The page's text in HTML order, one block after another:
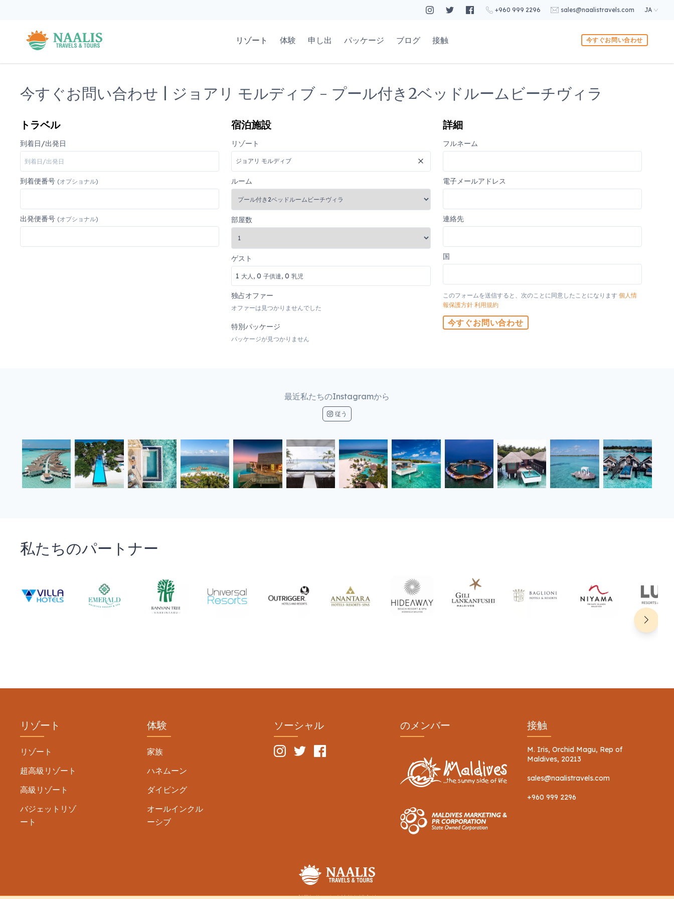
+960 999 2296 sales@naalistravels.com JA
リゾート 体験 申し出 パッケージ ブログ 接触 今すぐお問い合わせ
今すぐお問い合わせ | ジョアリ モルディブ - プール付き2ベッドルームビーチヴィラ
トラベル
到着日/出発日
到着便番号 (オプショナル)
出発便番号 (オプショナル)
宿泊施設
リゾート
ルーム
部屋数
ゲスト
1 大人, 0 子供達, 0 乳児
独占オファー
オファーは見つかりませんでした
特別パッケージ
パッケージが見つかりません
詳細
フルネーム
電子メールアドレス
連絡先
国
このフォームを送信すると、次のことに同意したことになります 個人情
報保護方針 利用規約
今すぐお問い合わせ
最近私たちのInstagramから
従う
私たちのパートナー
リゾート
リゾート
超高級リゾート
高級リゾート
バジェットリゾ
ート
体験
家族
ハネムーン
ダイビング
オールインクル
ーシブ
ソーシャル のメンバー 接触
M. Iris, Orchid Magu, Rep of
Maldives, 20213
sales@naalistravels.com
+960 999 2296